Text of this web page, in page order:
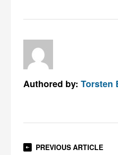
Authored by:Torsten
PREVIOUS ARTICLE